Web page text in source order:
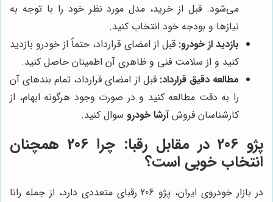
می‌شود. قبل از خرید، مدل مورد نظر خود را با توجه به
نیازها و بودجه خود انتخاب کنید.
بازدید از خودرو: قبل از امضای قرارداد، حتماً از خودرو بازدید
کنید و از سلامت فنی و ظاهری آن اطمینان حاصل کنید.
مطالعه دقیق قرارداد: قبل از امضای قرارداد، تمام بندهای آن
را به دقت مطالعه کنید و در صورت وجود هرگونه ابهام، از
کارشناسان فروشآرشا خودرو سوال کنید.
پژو 206 در مقابل رقبا: چرا 206 همچنان
انتخاب خوبی است؟
در بازار خودروی ایران، پژو 206 رقبای متعددی دارد، از جمله رانا